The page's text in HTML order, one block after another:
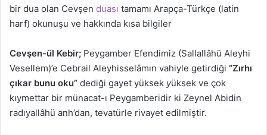
bir dua olan Cevşen duası tamamı Arapça-Türkçe (latin
harf) okunuşu ve hakkında kısa bilgiler
Cevşen-ül Kebir; Peygamber Efendimiz (Sallallâhü Aleyhi
Vesellem)’e Cebrail Aleyhisselâmın vahiyle getirdiği “Zırhı
çıkar bunu oku” dediği gayet yüksek yüksek ve çok
kıymettar bir münacat-ı Peygamberidir ki Zeynel Abidin
radıyallâhü anh’dan, tevatürle rivayet edilmiştir.